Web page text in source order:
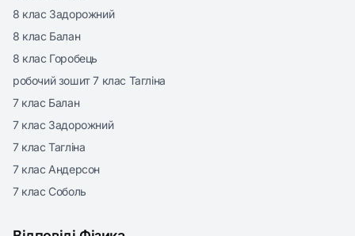
8 клас Задорожний
8 клас Балан
8 клас Горобець
робочий зошит 7 клас Тагліна
7 клас Балан
7 клас Задорожний
7 клас Тагліна
7 клас Андерсон
7 клас Соболь